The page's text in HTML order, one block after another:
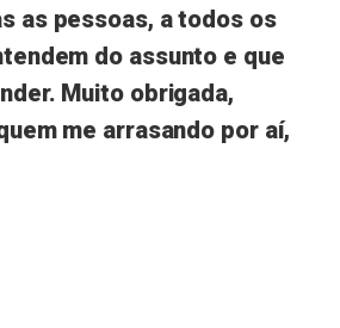
as pessoas, a todos os
do assunto e que
Muito obrigada,
me arrasando por aí,